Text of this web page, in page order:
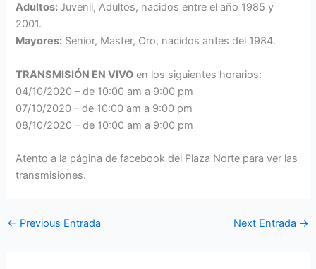
Adultos: Juvenil, Adultos, nacidos entre el año 1985 y
2001.
Mayores: Senior, Master, Oro, nacidos antes del 1984.
TRANSMISIÓN EN VIVO en los siguientes horarios:
04/10/2020 – de 10:00 am a 9:00 pm
07/10/2020 – de 10:00 am a 9:00 pm
08/10/2020 – de 10:00 am a 9:00 pm
Atento a la página de facebook del Plaza Norte para ver las
transmisiones.
← Previous Entrada Next Entrada →